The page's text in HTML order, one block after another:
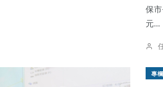
保
元...
專欄